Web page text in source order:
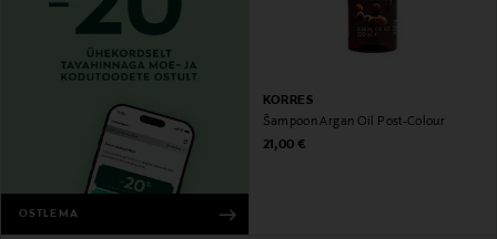
OSTLEMA
KORRES
Šampoon Argan Oil Post-Colour
Original Price
21,00 €